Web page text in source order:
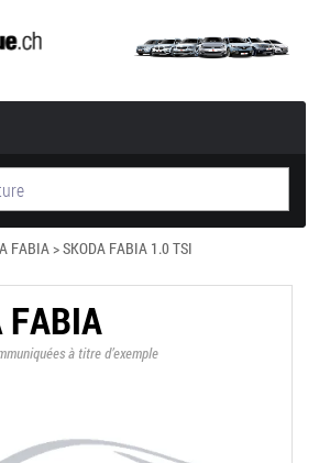
FABIA> SKODA FABIA 1.0 TSI
FABIA
à titre d’exemple